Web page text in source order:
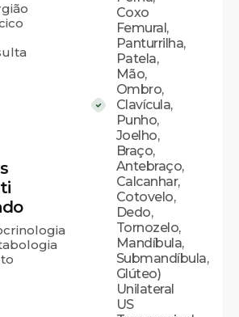
Coxo
Femural,
Panturrilha,
Patela,
Mão,
Ombro,
Clavícula,
Punho,
Joelho,
Braço,
Antebraço,
Calcanhar,
Cotovelo,
Dedo,
Tornozelo,
Mandíbula,
Submandíbula,
Glúteo)
Unilateral
US